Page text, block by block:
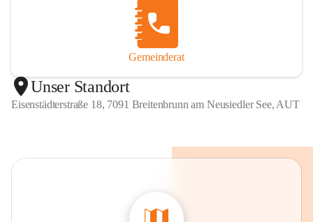
Gemeinderat
Unser Standort
Eisenstädterstraße 18, 7091 Breitenbrunn am Neusiedler See, AUT